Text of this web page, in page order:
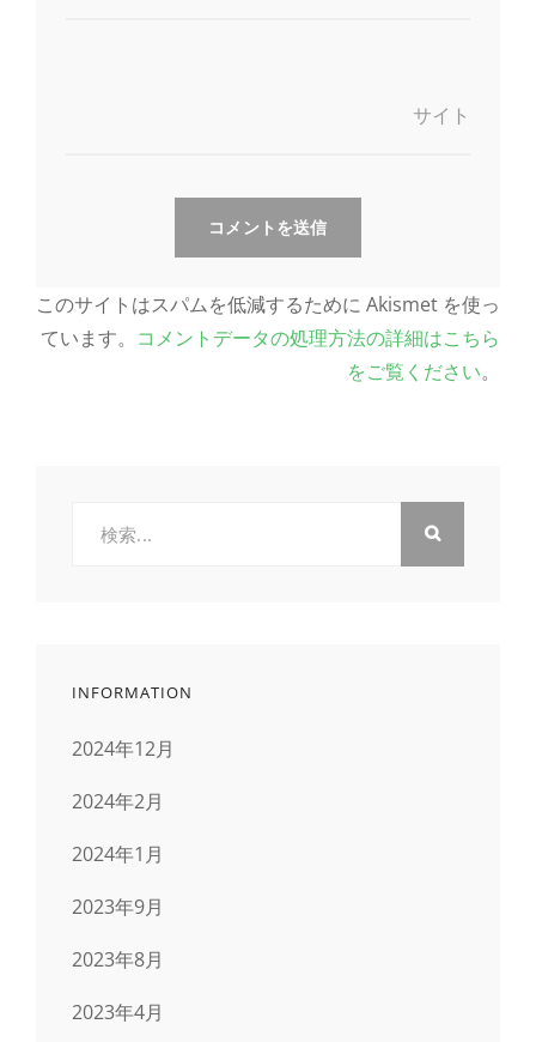
サイト
このサイトはスパムを低減するために Akismet を使っ
ています。 コメントデータの処理方法の詳細はこちら
をご覧ください。
INFORMATION
2024年12月
2024年2月
2024年1月
2023年9月
2023年8月
2023年4月